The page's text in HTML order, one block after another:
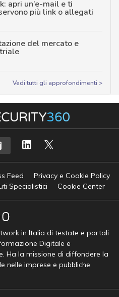
apri un’e-mail e ti
più link o allegati
del mercato e
Vedi tutti gli approfondimenti >
Feed
Privacy e Cookie Policy
Specialistici
Cookie Center
in Italia di testate e portali
Digitale e
Ha la missione di diffondere la
nelle imprese e pubbliche